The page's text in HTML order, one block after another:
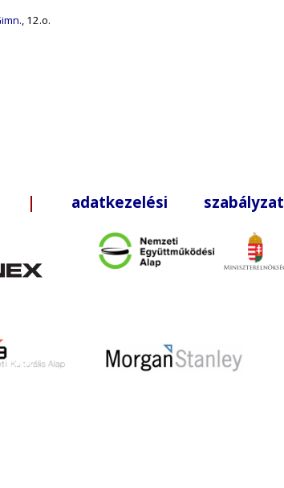
, 12.o.
| adatkezelési szabályzat